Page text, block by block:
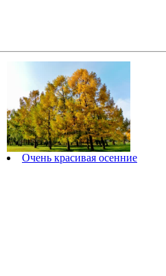
Очень красивая осенние